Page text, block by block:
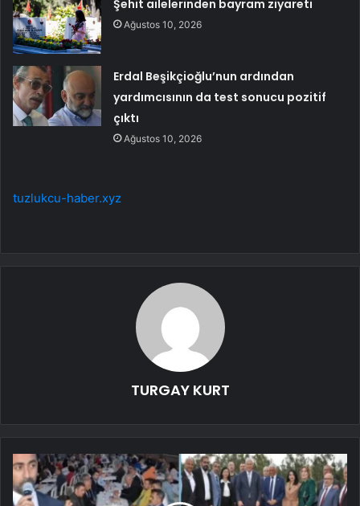
Şehit ailelerinden bayram ziyareti
Ağustos 10, 2026
Erdal Beşikçioğlu’nun ardından
yardımcısının da test sonucu pozitif
çıktı
Ağustos 10, 2026
tuzlukcu-haber.xyz
TURGAY KURT